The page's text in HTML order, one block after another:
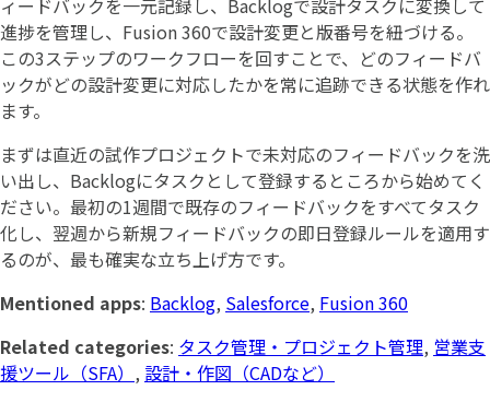
ィードバックを一元記録し、Backlogで設計タスクに変換して
進捗を管理し、Fusion 360で設計変更と版番号を紐づける。
この3ステップのワークフローを回すことで、どのフィードバ
ックがどの設計変更に対応したかを常に追跡できる状態を作れ
ます。
まずは直近の試作プロジェクトで未対応のフィードバックを洗
い出し、Backlogにタスクとして登録するところから始めてく
ださい。最初の1週間で既存のフィードバックをすべてタスク
化し、翌週から新規フィードバックの即日登録ルールを適用す
るのが、最も確実な立ち上げ方です。
Mentioned apps: Backlog, Salesforce, Fusion 360
Related categories: タスク管理・プロジェクト管理, 営業支
援ツール（SFA） , 設計・作図（CADなど）